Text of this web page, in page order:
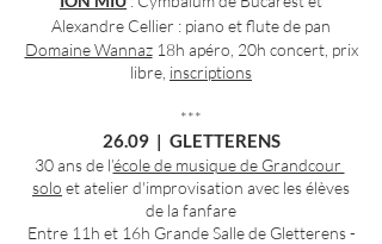
Alexandre Cellier : piano et flute de pan
Domaine Wannaz18h apéro, 20h concert, prix
libre, inscriptions
***
26.09 | GLETTERENS
30 ans de l’école de musique de Grandcour
solo et atelier d'improvisation avec les élèves
de la fanfare
Entre 11h et 16h Grande Salle de Gletterens -